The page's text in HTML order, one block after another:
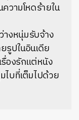
วามโหดร้ายใน
างหนุ่มรับจ้าง
รูปในอินเดีย
องรักแต่หนัง
ไบที่เต็มไปด้วย